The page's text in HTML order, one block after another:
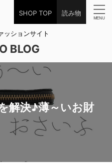
SHOP TOP 読み物
ッションサイト
BLOG
解決♪薄～いお財